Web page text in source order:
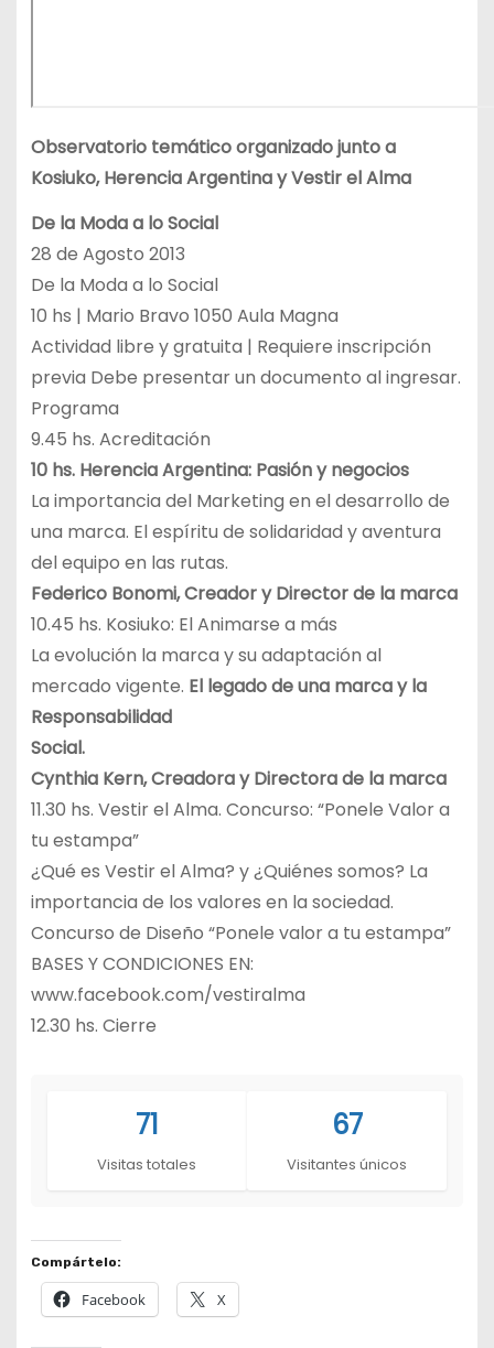
Observatorio temático organizado junto a
Kosiuko, Herencia Argentina y Vestir el Alma
De la Moda a lo Social
28 de Agosto 2013
De la Moda a lo Social
10 hs | Mario Bravo 1050 Aula Magna
Actividad libre y gratuita | Requiere inscripción
previa Debe presentar un documento al ingresar.
Programa
9.45 hs. Acreditación
10 hs. Herencia Argentina: Pasión y negocios
La importancia del Marketing en el desarrollo de
una marca. El espíritu de solidaridad y aventura
del equipo en las rutas.
Federico Bonomi, Creador y Director de la marca
10.45 hs. Kosiuko: El Animarse a más
La evolución la marca y su adaptación al
mercado vigente. El legado de una marca y la
Responsabilidad
Social.
Cynthia Kern, Creadora y Directora de la marca
11.30 hs. Vestir el Alma. Concurso: “Ponele Valor a
tu estampa”
¿Qué es Vestir el Alma? y ¿Quiénes somos? La
importancia de los valores en la sociedad.
Concurso de Diseño “Ponele valor a tu estampa”
BASES Y CONDICIONES EN:
www.facebook.com/vestiralma
12.30 hs. Cierre
71
Visitas totales
67
Visitantes únicos
Compártelo:
Facebook X